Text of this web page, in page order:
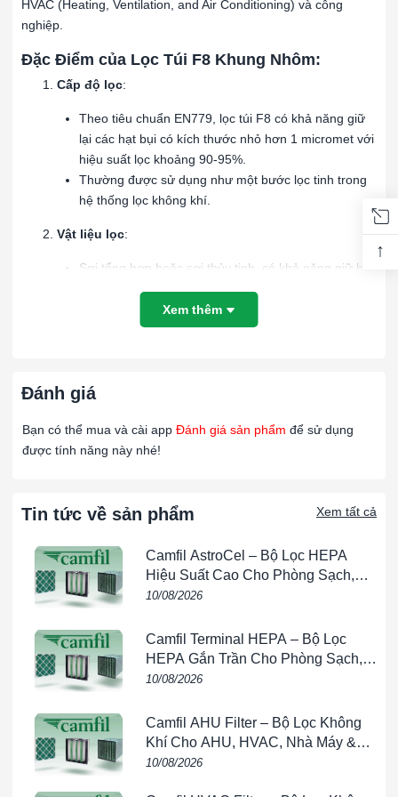
HVAC (Heating, Ventilation, and Air Conditioning) và công
nghiệp.
Đặc Điểm của Lọc Túi F8 Khung Nhôm:
Cấp độ lọc:
Theo tiêu chuẩn EN779, lọc túi F8 có khả năng giữ
lại các hạt bụi có kích thước nhỏ hơn 1 micromet với
hiệu suất lọc khoảng 90-95%.
Thường được sử dụng như một bước lọc tinh trong
hệ thống lọc không khí.
Vật liệu lọc:
Sợi tổng hợp hoặc sợi thủy tinh, có khả năng giữ bụi
Thiết kế dạng túi giúp tăng diện tích bề mặt lọc và
nâng cao khả năng giữ bụi.
Khung nhôm nhẹ, bền và chống ăn mòn, phù hợp
Thiết kế khung chắc chắn giúp dễ dàng lắp đặt và
bảo trì.
Dạng túi giúp tăng diện tích bề mặt lọc, nâng cao
khả năng giữ bụi và giảm áp lực cản.
Thiết kế túi có thể thay đổi số lượng và chiều dài túi
tùy theo yêu cầu của hệ thống.
Hệ thống HVAC:
Sử dụng trong các hệ thống điều hòa không khí để
tinh hơn phía sau.
Loại bỏ các hạt bụi nhỏ trước khi không khí đi qua
các bộ lọc HEPA hoặc ULPA.
Xem thêm
Đánh giá
Bạn có thể mua và cài app Đánh giá sản phẩm để sử dụng
được tính năng này nhé!
Tin tức về sản phẩm Xem tất cả
Camfil AstroCel – Bộ Lọc HEPA
Hiệu Suất Cao Cho Phòng Sạch,
Bệnh Viện & Dược Phẩm
10/08/2026
Camfil Terminal HEPA – Bộ Lọc
HEPA Gắn Trần Cho Phòng Sạch,
Bệnh Viện & Dược Phẩm
10/08/2026
Camfil AHU Filter – Bộ Lọc Không
Khí Cho AHU, HVAC, Nhà Máy &
Phòng Sạch
10/08/2026
↑